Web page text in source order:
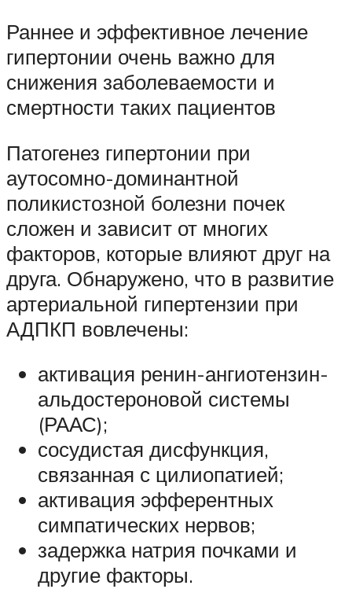
Раннее и эффективное лечение
гипертонии очень важно для
снижения заболеваемости и
смертности таких пациентов
Патогенез гипертонии при
аутосомно-доминантной
поликистозной болезни почек
сложен и зависит от многих
факторов, которые влияют друг на
друга. Обнаружено, что в развитие
артериальной гипертензии при
АДПКП вовлечены:
активация ренин-ангиотензин-
альдостероновой системы
(РААС);
сосудистая дисфункция,
связанная с цилиопатией;
активация эфферентных
симпатических нервов;
задержка натрия почками и
другие факторы.